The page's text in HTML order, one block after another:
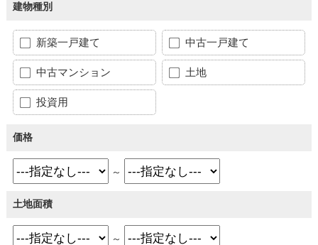
建物種別
新築一戸建て 中古一戸建て
中古マンション 土地
投資用
価格
～
土地面積
～